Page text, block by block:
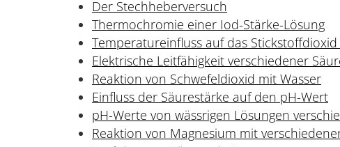
Der Stechheberversuch
Thermochromie einer Iod-Stärke-Lösung
Temperatureinfluss auf das
Elektrische Leitfähigkeit verschiedener
Reaktion von Schwefeldioxid mit Wasser
Einfluss der Säurestärke auf den pH-Wert
pH-Werte von wässrigen Lösungen
Reaktion von Magnesium mit